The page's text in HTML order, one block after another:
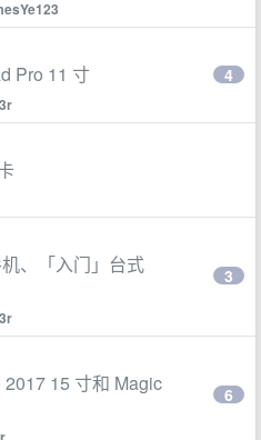
Pro 11 寸 4
、「入门」台式
3
15 寸和 Magic
6